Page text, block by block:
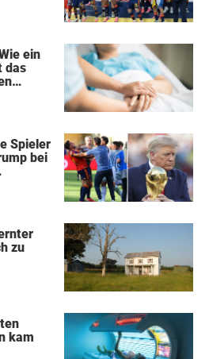
ein
das
Spieler
bei
zu
kam